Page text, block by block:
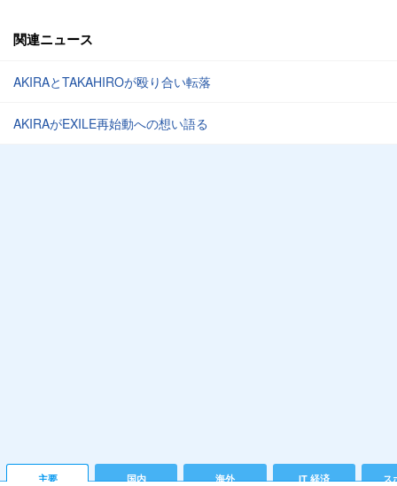
関連ニュース
AKIRAとTAKAHIROが殴り合い転落
AKIRAがEXILE再始動への想い語る
主要 国内 海外 IT 経済 ス